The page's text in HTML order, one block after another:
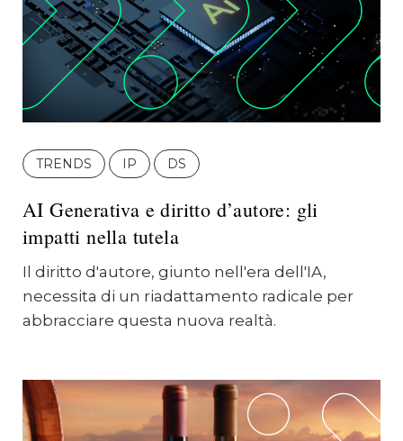
TRENDS IP DS
AI Generativa e diritto d’autore: gli
impatti nella tutela
Il diritto d'autore, giunto nell'era dell'IA,
necessita di un riadattamento radicale per
abbracciare questa nuova realtà.